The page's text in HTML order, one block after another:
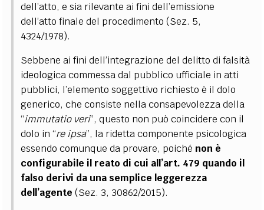
dell’atto, e sia rilevante ai fini dell’emissione
dell’atto finale del procedimento (Sez. 5,
4324/1978).
Sebbene ai fini dell’integrazione del delitto di falsità
ideologica commessa dal pubblico ufficiale in atti
pubblici, l’elemento soggettivo richiesto è il dolo
generico, che consiste nella consapevolezza della
“immutatio veri”, questo non può coincidere con il
dolo in “re ipsa”, la ridetta componente psicologica
essendo comunque da provare, poiché non è
configurabile il reato di cui all’art. 479 quando il
falso derivi da una semplice leggerezza
dell’agente (Sez. 3, 30862/2015).